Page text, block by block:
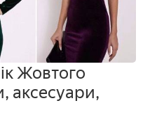
Жовтого
аксесуари,